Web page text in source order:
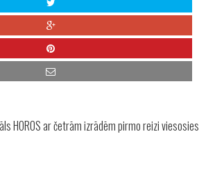
HOROS ar četrām izrādēm pirmo reizi viesosies